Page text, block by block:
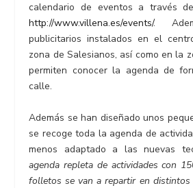
calendario de eventos a través
http://www.villena.es/events/.
publicitarios instalados en el
zona de Salesianos, así como en la
permiten conocer la agenda de
calle.
Además se han diseñado unos
se recoge toda la agenda de
menos adaptado a las nuevas
agenda repleta de actividades con
folletos se van a repartir en distintos